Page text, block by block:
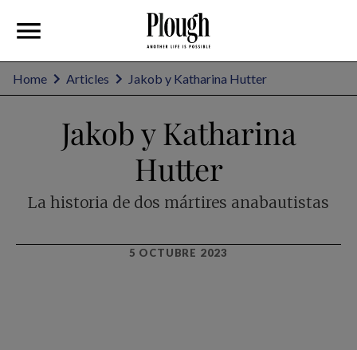
Home Articles Jakob y Katharina Hutter
Jakob y Katharina
Hutter
La historia de dos mártires anabautistas
5 OCTUBRE 2023